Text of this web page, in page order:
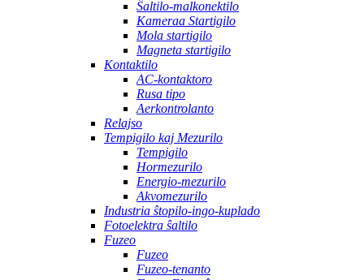
Ŝaltilo-malkonektilo
Kameraa Startigilo
Mola startigilo
Magneta startigilo
Kontaktilo
AC-kontaktoro
Rusa tipo
Aerkontrolanto
Relajso
Tempigilo kaj Mezurilo
Tempigilo
Hormezurilo
Energio-mezurilo
Akvomezurilo
Industria ŝtopilo-ingo-kuplado
Fotoelektra ŝaltilo
Fuzeo
Fuzeo
Fuzeo-tenanto